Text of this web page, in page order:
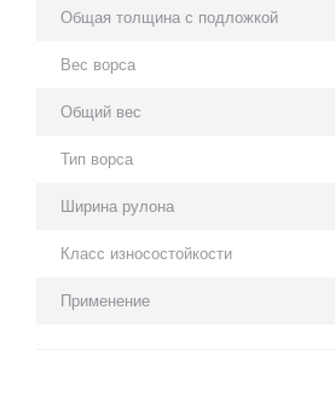
Общая толщина с подложкой
Вес ворса
Общий вес
Тип ворса
Ширина рулона
Класс износостойкости
Применение